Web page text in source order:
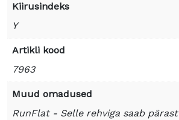
Kiirusindeks
Y
Artikli kood
7963
Muud omadused
RunFlat - Selle rehviga saab